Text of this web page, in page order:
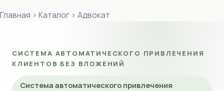
Главная › Каталог › Адвокат
СИСТЕМА АВТОМАТИЧЕСКОГО ПРИВЛЕЧЕНИЯ
КЛИЕНТОВ БЕЗ ВЛОЖЕНИЙ
Система автоматического привлечения